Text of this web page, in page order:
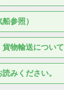
参照）
物輸送について
みください。